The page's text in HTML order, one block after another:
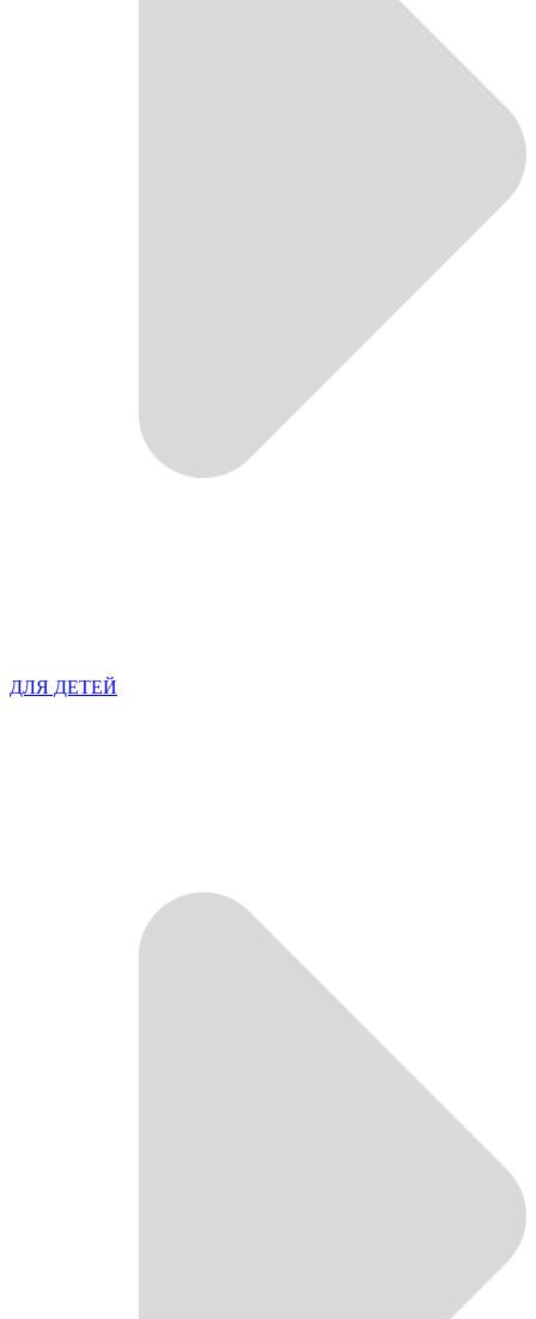
ДЛЯ ДЕТЕЙ